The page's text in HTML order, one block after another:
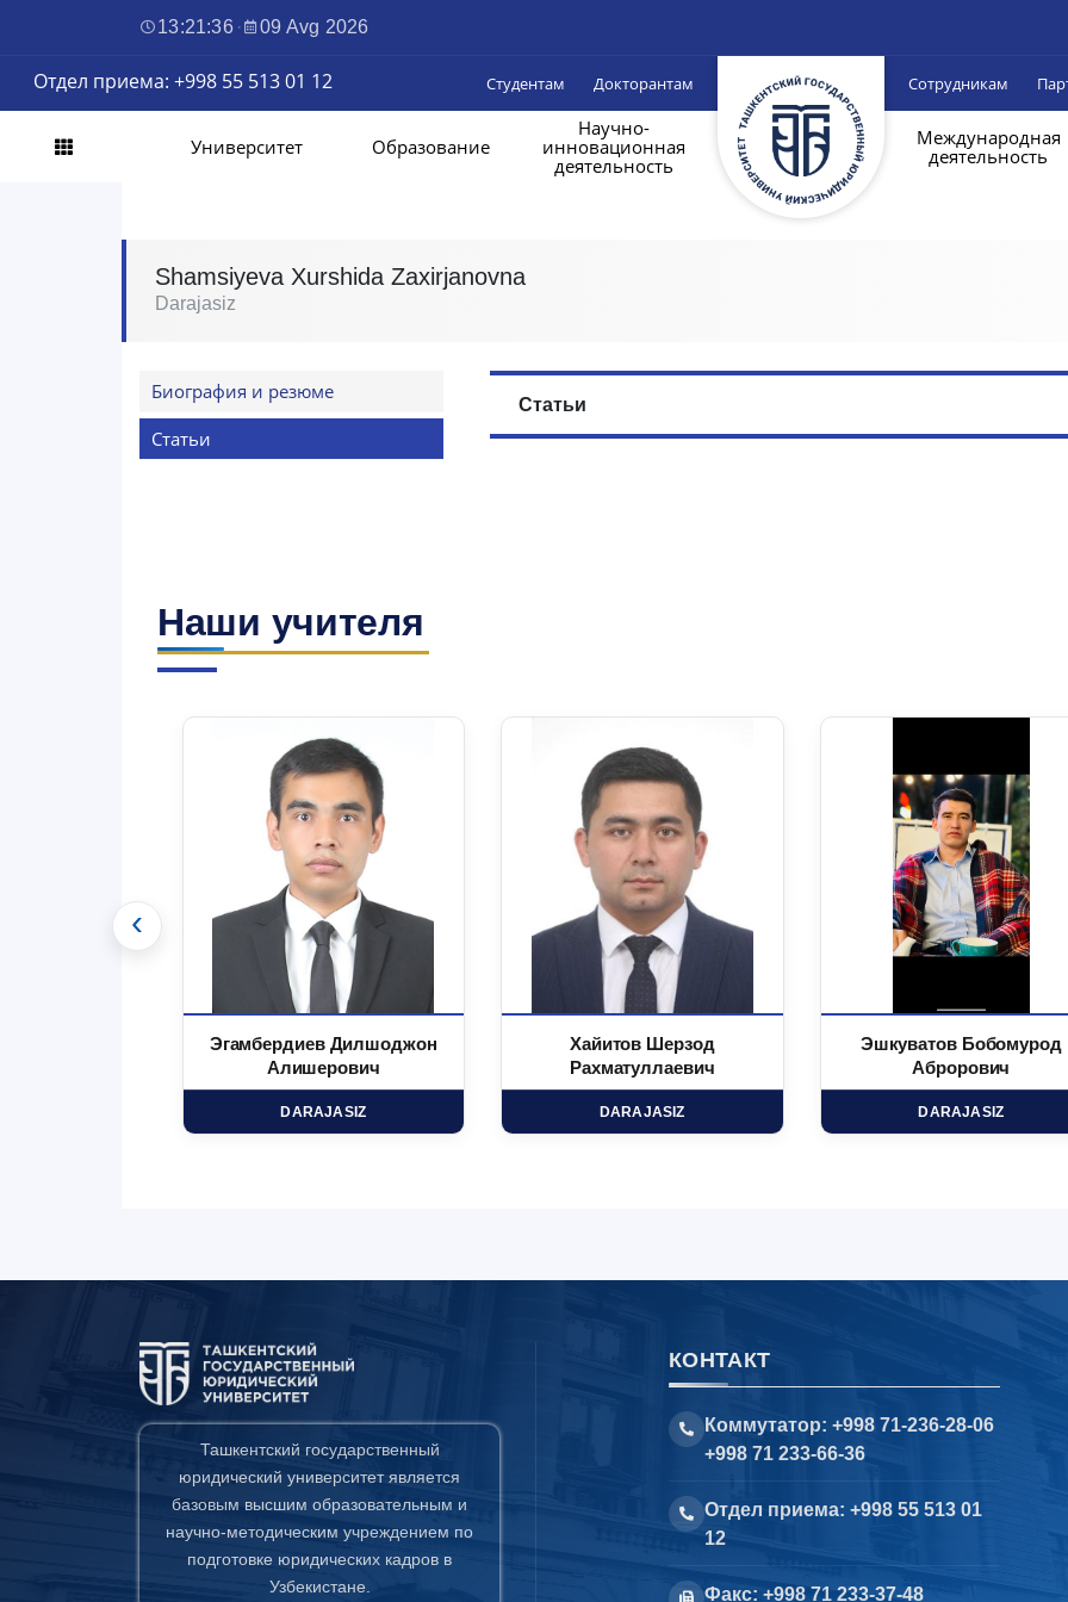
13:21:37 · 09 Avg 2026
Отдел приема: +998 55 513 01 12 Студентам Докторантам Сотрудникам
Университет Образование
Научно-
инновационная
деятельность
Международная
деятельность
Shamsiyeva Xurshida Zaxirjanovna
Darajasiz
Биография и резюме
Статьи
Статьи
Наши учителя
Эгамбердиев Дилшоджон
Алишерович
DARAJASIZ
Хайитов Шерзод
Рахматуллаевич
DARAJASIZ
Эшкуватов Бобомурод
Аброрович
DARAJASIZ
‹
Ташкентский государственный
юридический университет является
базовым высшим образовательным и
научно-методическим учреждением по
подготовке юридических кадров в
Узбекистане.
КОНТАКТ
Коммутатор: +998 71-236-28-06
+998 71 233-66-36
Отдел приема: +998 55 513 01
12
Факс: +998 71 233-37-48